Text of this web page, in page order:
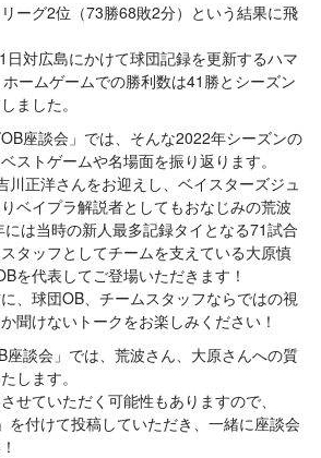
ーグ2位（73勝68敗2分）という結果に飛
対広島にかけて球団記録を更新するハマ
ームゲームでの勝利数は41勝とシーズン
ました。
座談会」では、そんな2022年シーズンの
ストゲームや名場面を振り返ります。
川正洋さんをお迎えし、ベイスターズジュ
ベイプラ解説者としてもおなじみの荒波
は当時の新人最多記録タイとなる71試合
タッフとしてチームを支えている大原慎
を代表してご登場いただきます！
、球団OB、チームスタッフならではの視
聞けないトークをお楽しみください！
座談会」では、荒波さん、大原さんへの質
します。
せていただく可能性もありますので、
を付けて投稿していただき、一緒に座談会